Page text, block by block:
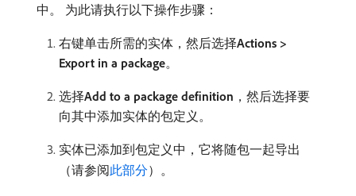
中。 为此请执行以下操作步骤：
右键单击所需的实体，然后选择​Actions >
Export in a package。
选择​Add to a package definition ，然后选择要
向其中添加实体的包定义。
实体已添加到包定义中，它将随包一起导出
（请参阅此部分）。